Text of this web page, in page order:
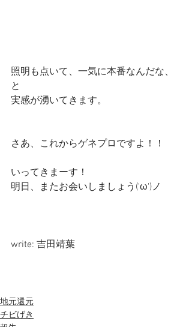
照明も点いて、一気に本番なんだな、
と
実感が湧いてきます。
さあ、これからゲネプロですよ！！
いってきまーす！
明日、またお会いしましょう('ω')ノ
write: 吉田靖葉
地元還元
チビげき